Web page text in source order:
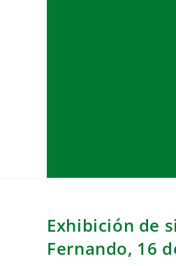
Exhibición de
Fernando, 16